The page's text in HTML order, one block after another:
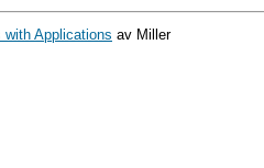
Applications av Miller